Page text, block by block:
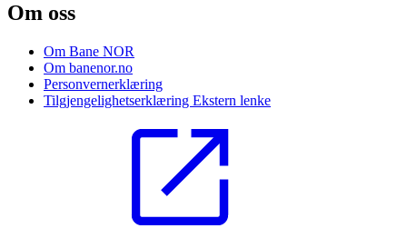
Om oss
Om Bane NOR
Om banenor.no
Personvernerklæring
Tilgjengelighetserklæring Ekstern lenke